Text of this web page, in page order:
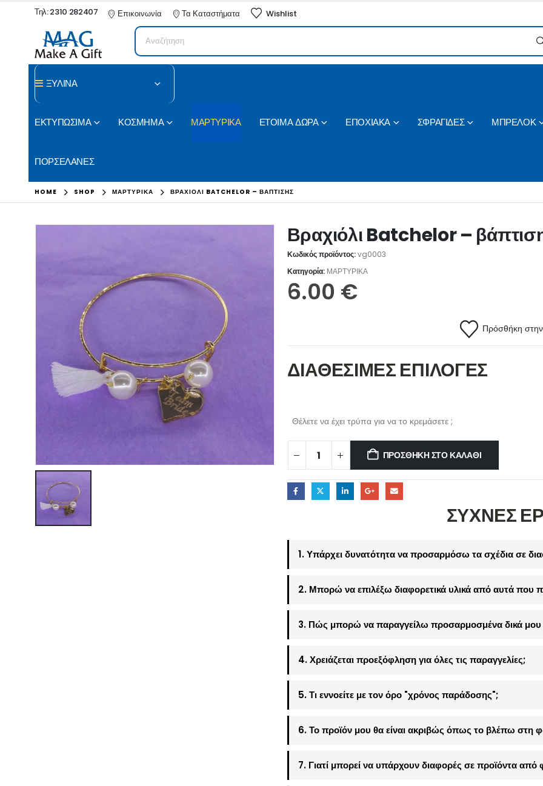
Τηλ: 2310 282407 Επικοινωνία Τα Καταστήματα Wishlist
ΞΥΛΙΝΑ
ΕΚΤΥΠΩΣΙΜΑ ΚΟΣΜΗΜΑ ΜΑΡΤΥΡΙΚΑ ΕΤΟΙΜΑ ΔΩΡΑ ΕΠΟΧΙΑΚΑ ΣΦΡΑΓΙΔΕΣ ΜΠΡΕΛΟΚ
ΠΟΡΣΕΛΑΝΕΣ
HOME SHOP ΜΑΡΤΥΡΙΚΑ ΒΡΑΧΙΌΛΙ BATCHELOR – ΒΆΠΤΙΣΗΣ
Βραχιόλι Batchelor –
Κωδικός προϊόντος:vg0003
Κατηγορία: ΜΑΡΤΥΡΙΚΑ
6.00 €
Πρόσθήκη στην
ΔΙΑΘΕΣΙΜΕΣ ΕΠΙΛΟΓΕΣ
Θέλετε να έχει τρύπα για να το κρεμάσετε ;
ΠΡΟΣΘΉΚΗ ΣΤΟ ΚΑΛΆΘΙ
ΣΥΧΝΕΣ
1. Υπάρχει δυνατότητα να προσαρμόσω τα σχέδια σε
2. Μπορώ να επιλέξω διαφορετικά υλικά από αυτά που
3. Πώς μπορώ να παραγγείλω προσαρμοσμένα δικά μου
4. Χρειάζεται προεξόφληση για όλες τις παραγγελίες;
5. Τι εννοείτε με τον όρο "χρόνος παράδοσης";
6. Το προϊόν μου θα είναι ακριβώς όπως το βλέπω στη
7. Γιατί μπορεί να υπάρχουν διαφορές σε προϊόντα από